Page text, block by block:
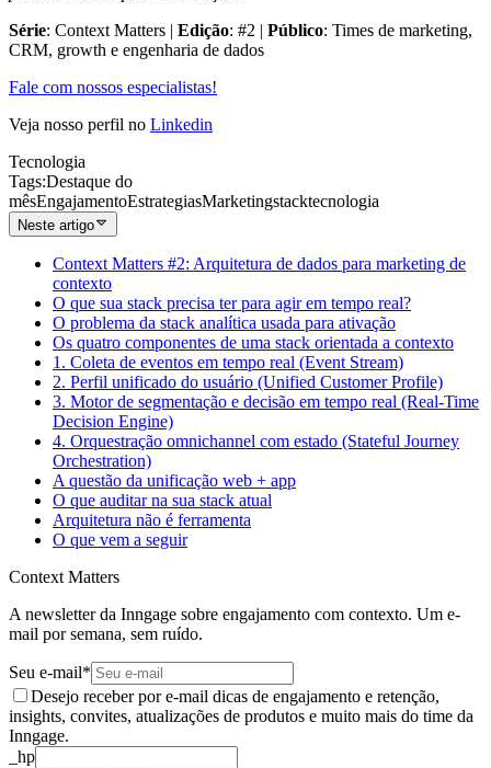
Série: Context Matters | Edição: #2 | Público: Times de marketing,
CRM, growth e engenharia de dados
Fale com nossos especialistas!
Veja nosso perfil no Linkedin
Tecnologia
Tags:Destaque do
mêsEngajamentoEstrategiasMarketingstacktecnologia
Neste artigo
Context Matters #2: Arquitetura de dados para marketing de
contexto
O que sua stack precisa ter para agir em tempo real?
O problema da stack analítica usada para ativação
Os quatro componentes de uma stack orientada a contexto
1. Coleta de eventos em tempo real (Event Stream)
2. Perfil unificado do usuário (Unified Customer Profile)
3. Motor de segmentação e decisão em tempo real (Real-Time
Decision Engine)
4. Orquestração omnichannel com estado (Stateful Journey
Orchestration)
A questão da unificação web + app
O que auditar na sua stack atual
Arquitetura não é ferramenta
O que vem a seguir
Context Matters
A newsletter da Inngage sobre engajamento com contexto. Um e-
mail por semana, sem ruído.
Seu e-mail*
Desejo receber por e-mail dicas de engajamento e retenção,
insights, convites, atualizações de produtos e muito mais do time da
Inngage.
_hp